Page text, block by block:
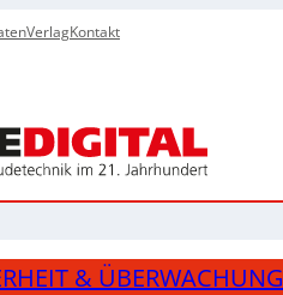
VerlagKontakt
& ÜBERWACHUNG